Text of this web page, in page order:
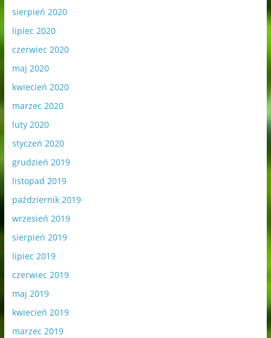
sierpień 2020
lipiec 2020
czerwiec 2020
maj 2020
kwiecień 2020
marzec 2020
luty 2020
styczeń 2020
grudzień 2019
listopad 2019
październik 2019
wrzesień 2019
sierpień 2019
lipiec 2019
czerwiec 2019
maj 2019
kwiecień 2019
marzec 2019